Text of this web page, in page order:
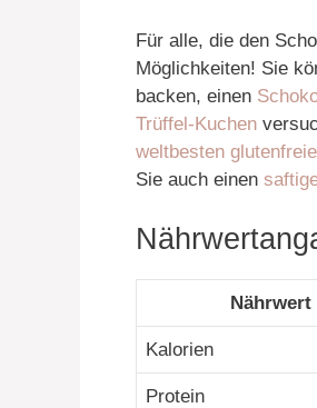
Für alle, die den
Möglichkeiten! Sie
backen, einen
Trüffel-Kuchen
weltbesten
Sie auch einen
Nährwert
Kalorien
Protein